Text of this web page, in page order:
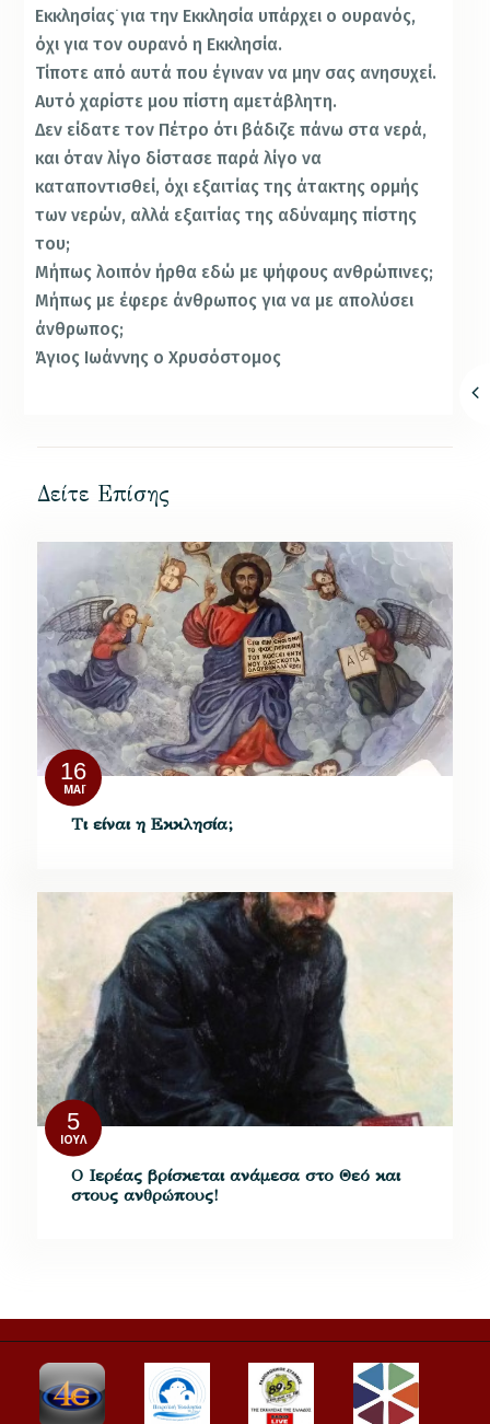
Εκκλησίας˙για την Εκκλησία υπάρχει ο ουρανός,
όχι για τον ουρανό η Εκκλησία.
Τίποτε από αυτά που έγιναν να μην σας ανησυχεί.
Αυτό χαρίστε μου πίστη αμετάβλητη.
Δεν είδατε τον Πέτρο ότι βάδιζε πάνω στα νερά,
και όταν λίγο δίστασε παρά λίγο να
καταποντισθεί, όχι εξαιτίας της άτακτης ορμής
των νερών, αλλά εξαιτίας της αδύναμης πίστης
του;
Μήπως λοιπόν ήρθα εδώ με ψήφους ανθρώπινες;
Μήπως με έφερε άνθρωπος για να με απολύσει
άνθρωπος;
Άγιος Ιωάννης ο Χρυσόστομος
Δείτε Επίσης
16
ΜΆΙ
Τι είναι η Εκκλησία;
5
ΙΟΎΛ
O Ιερέας βρίσκεται ανάμεσα στο Θεό και
στους ανθρώπους!